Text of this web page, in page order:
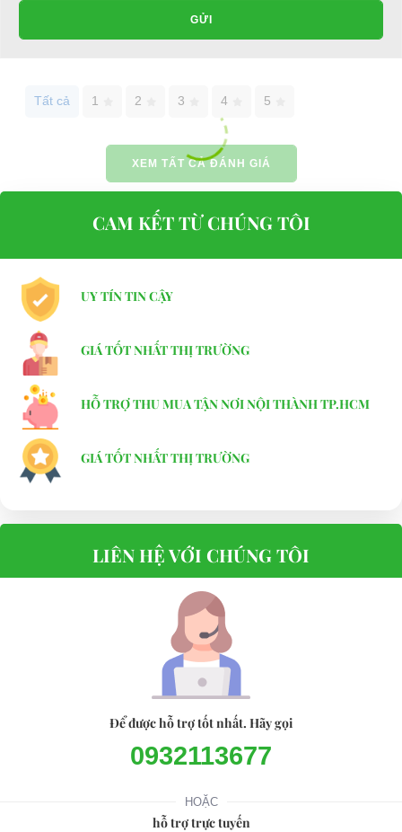
GỬI
Tất cả 1 2 3 4 5
XEM TẤT CẢ ĐÁNH GIÁ
CAM KẾT TỪ CHÚNG TÔI
UY TÍN TIN CẬY
GIÁ TỐT NHẤT THỊ TRƯỜNG
HỖ TRỢ THU MUA TẬN NƠI NỘI THÀNH TP.HCM
GIÁ TỐT NHẤT THỊ TRƯỜNG
LIÊN HỆ VỚI CHÚNG TÔI
Để được hỗ trợ tốt nhất. Hãy gọi
0932113677
HOẶC
hỗ trợ trực tuyến